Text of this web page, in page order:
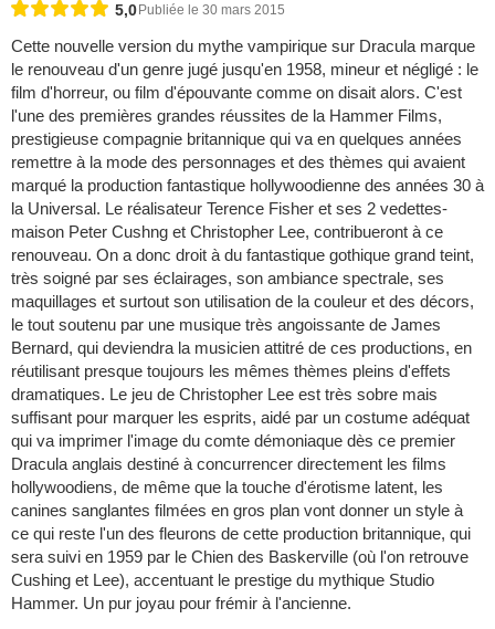
5,0 Publiée le 30 mars 2015
Cette nouvelle version du mythe vampirique sur Dracula marque
le renouveau d'un genre jugé jusqu'en 1958, mineur et négligé : le
film d'horreur, ou film d'épouvante comme on disait alors. C'est
l'une des premières grandes réussites de la Hammer Films,
prestigieuse compagnie britannique qui va en quelques années
remettre à la mode des personnages et des thèmes qui avaient
marqué la production fantastique hollywoodienne des années 30 à
la Universal. Le réalisateur Terence Fisher et ses 2 vedettes-
maison Peter Cushng et Christopher Lee, contribueront à ce
renouveau. On a donc droit à du fantastique gothique grand teint,
très soigné par ses éclairages, son ambiance spectrale, ses
maquillages et surtout son utilisation de la couleur et des décors,
le tout soutenu par une musique très angoissante de James
Bernard, qui deviendra la musicien attitré de ces productions, en
réutilisant presque toujours les mêmes thèmes pleins d'effets
dramatiques. Le jeu de Christopher Lee est très sobre mais
suffisant pour marquer les esprits, aidé par un costume adéquat
qui va imprimer l'image du comte démoniaque dès ce premier
Dracula anglais destiné à concurrencer directement les films
hollywoodiens, de même que la touche d'érotisme latent, les
canines sanglantes filmées en gros plan vont donner un style à
ce qui reste l'un des fleurons de cette production britannique, qui
sera suivi en 1959 par le Chien des Baskerville (où l'on retrouve
Cushing et Lee), accentuant le prestige du mythique Studio
Hammer. Un pur joyau pour frémir à l'ancienne.